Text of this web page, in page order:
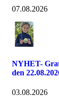
07.08.2026
NYHET-
den
03.08.2026